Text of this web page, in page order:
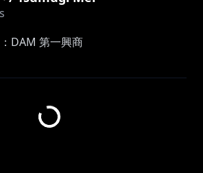
DAM 第一興商
ウエイトレス、月紡めいです！